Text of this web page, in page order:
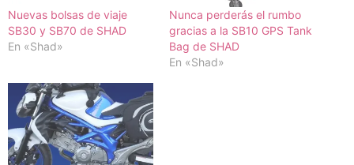
Nuevas bolsas de viaje
SB30 y SB70 de SHAD
En «Shad»
Nunca perderás el rumbo
gracias a la SB10 GPS Tank
Bag de SHAD
En «Shad»